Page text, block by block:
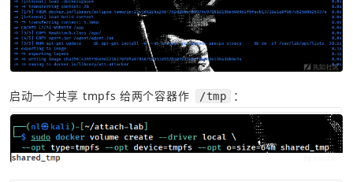
启动一个共享 tmpfs 给两个容器作 /tmp ：